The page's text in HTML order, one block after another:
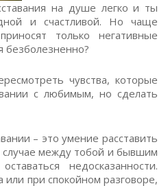
на душе легко и ты
и счастливой. Но чаще
только негативные
безболезненно?
чувства, которые
с любимым, но сделать
– это умение расставить
случае между тобой и бывшим
недосказанности.
при спокойном разговоре,